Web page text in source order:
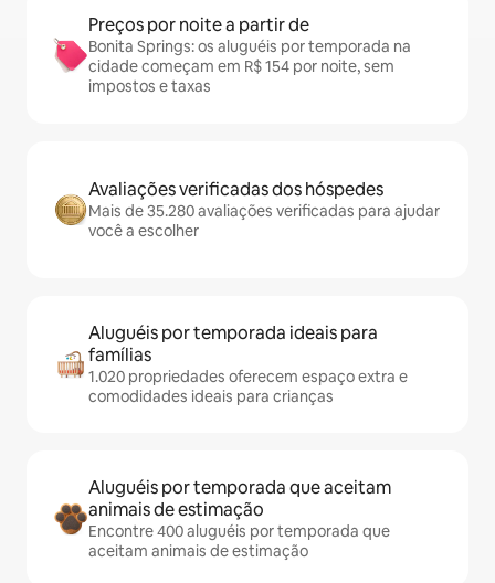
Preços por noite a partir de
Bonita Springs: os aluguéis por temporada na
cidade começam em R$ 154 por noite, sem
impostos e taxas
Avaliações verificadas dos hóspedes
Mais de 35.280 avaliações verificadas para ajudar
você a escolher
Aluguéis por temporada ideais para
famílias
1.020 propriedades oferecem espaço extra e
comodidades ideais para crianças
Aluguéis por temporada que aceitam
animais de estimação
Encontre 400 aluguéis por temporada que
aceitam animais de estimação